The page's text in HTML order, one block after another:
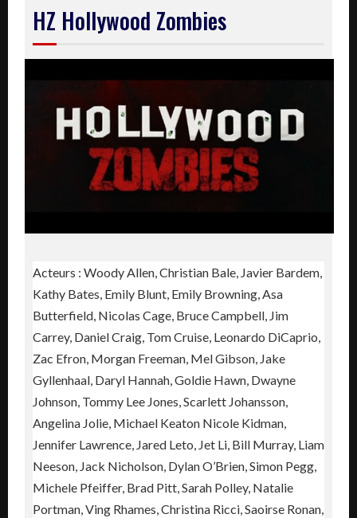
HZ Hollywood Zombies
Acteurs : Woody Allen, Christian Bale, Javier Bardem,
Kathy Bates, Emily Blunt, Emily Browning, Asa
Butterfield, Nicolas Cage, Bruce Campbell, Jim
Carrey, Daniel Craig, Tom Cruise, Leonardo DiCaprio,
Zac Efron, Morgan Freeman, Mel Gibson, Jake
Gyllenhaal, Daryl Hannah, Goldie Hawn, Dwayne
Johnson, Tommy Lee Jones, Scarlett Johansson,
Angelina Jolie, Michael Keaton Nicole Kidman,
Jennifer Lawrence, Jared Leto, Jet Li, Bill Murray, Liam
Neeson, Jack Nicholson, Dylan O’Brien, Simon Pegg,
Michele Pfeiffer, Brad Pitt, Sarah Polley, Natalie
Portman, Ving Rhames, Christina Ricci, Saoirse Ronan,